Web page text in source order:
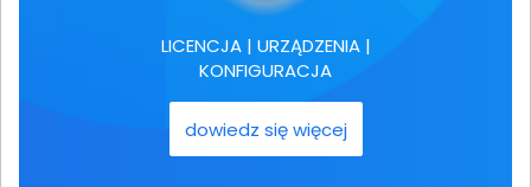
LICENCJA | URZĄDZENIA |
KONFIGURACJA
dowiedz się więcej